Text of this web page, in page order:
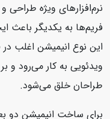
نرم‌افزارهای ویژه
فریم‌ها به یکدیگر باعث
این نوع انیمیشن اغلب در
ویدئویی به کار می‌رود و
طراحان خلق می‌شود.
برای ساخت انیمیشن دو